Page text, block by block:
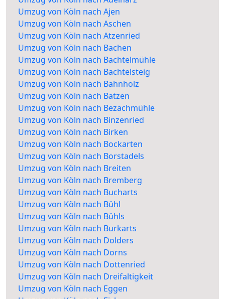
Umzug von Köln nach Ajen
Umzug von Köln nach Aschen
Umzug von Köln nach Atzenried
Umzug von Köln nach Bachen
Umzug von Köln nach Bachtelmühle
Umzug von Köln nach Bachtelsteig
Umzug von Köln nach Bahnholz
Umzug von Köln nach Batzen
Umzug von Köln nach Bezachmühle
Umzug von Köln nach Binzenried
Umzug von Köln nach Birken
Umzug von Köln nach Bockarten
Umzug von Köln nach Borstadels
Umzug von Köln nach Breiten
Umzug von Köln nach Bremberg
Umzug von Köln nach Bucharts
Umzug von Köln nach Bühl
Umzug von Köln nach Bühls
Umzug von Köln nach Burkarts
Umzug von Köln nach Dolders
Umzug von Köln nach Dorns
Umzug von Köln nach Dottenried
Umzug von Köln nach Dreifaltigkeit
Umzug von Köln nach Eggen